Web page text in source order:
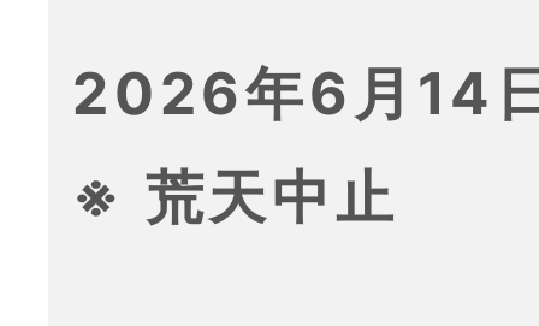
2026年6月14
※ 荒天中止